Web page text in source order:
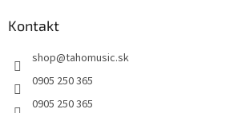
Kontakt
shop@tahomusic.sk
0905 250 365
0905 250 365